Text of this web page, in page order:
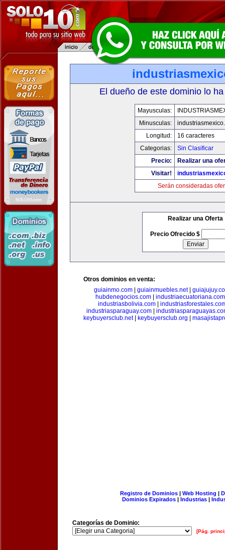
El dueño de este dominio lo
Mayusculas:
Minusculas:
Longitud:
16 caracteres
Categorias:
Sin Clasificar
Precio:
Realizar una
Visitar!
Serán consideradas
Realizar una Oferta
Precio Ofrecido $
Otros dominios en venta:
guiainmo.com| guiainmuebles.net|
hubdenegocios.com| industriaecuatoriana.com
industriasbolivia.com|
industriasparaguay.com|
keybuyersclub.net| keybuyersclub.org
Registro de Dominios| Web Hosting |
Dominios Expirados | Industrias |
Categorías de Dominio:
[Pág.